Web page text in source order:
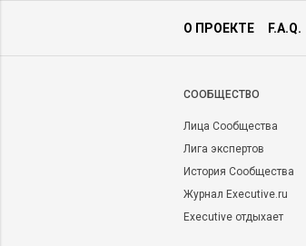
О ПРОЕКТЕ F.A.Q.
CООБЩЕСТВО
Лица Сообщества
Лига экспертов
История Сообщества
Журнал Executive.ru
Executive отдыхает